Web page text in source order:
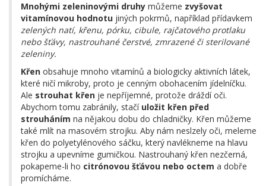
Mnohými zeleninovými druhy můžeme zvyšovat
vitamínovou hodnotu jiných pokrmů, například přídavkem
zelených natí, křenu, pórku, cibule, rajčatového protlaku
nebo šťávy, nastrouhané čerstvé, zmrazené či sterilované
zeleniny.
Křen obsahuje mnoho vitamínů a biologicky aktivních látek,
které ničí mikroby, proto je cenným obohacením jídelníčku.
Ale strouhat křen je nepříjemné, protože dráždí oči.
Abychom tomu zabránily, stačí uložit křen před
strouháním na nějakou dobu do chladničky. Křen můžeme
také mlít na masovém strojku. Aby nám neslzely oči, meleme
křen do polyetylénového sáčku, který navlékneme na hlavu
strojku a upevníme gumičkou. Nastrouhaný křen nezčerná,
pokapeme-li ho citrónovou šťávou nebo octem a dobře
promícháme.